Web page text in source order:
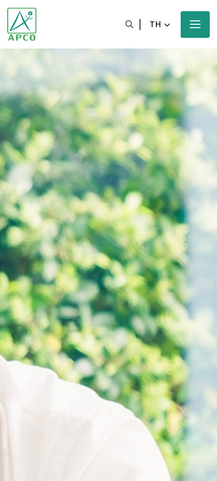
TH
หน้าหลัก
เกี่ยวกับเรา
นักวิทยาศาสตร์ของเรา
นวัตกรรมของเรา
ผลิตภัณฑ์ของเรา
ความมุ่งหวังของเรา
ข่าวสารและสื่อประชาสัมพันธ์ของเรา
ทำไมต้องลงทุนกับเรา
ติดต่อเรา